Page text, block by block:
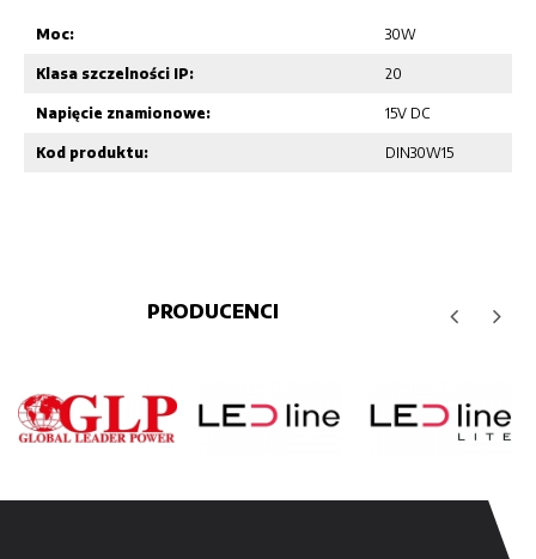
Moc: 30W
Klasa szczelności IP: 20
Napięcie znamionowe: 15V DC
Kod produktu: DIN30W15
PRODUCENCI